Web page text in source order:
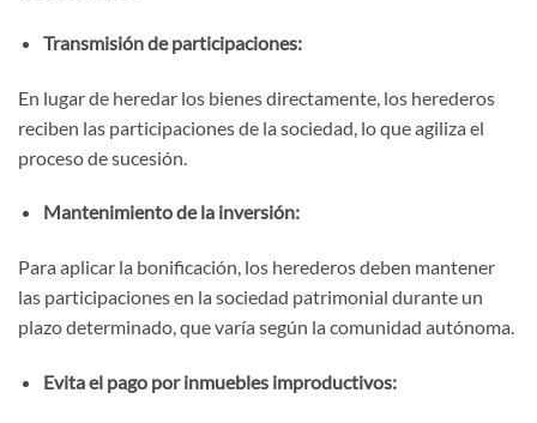
Transmisión de participaciones:
En lugar de heredar los bienes directamente, los herederos
reciben las participaciones de la sociedad, lo que agiliza el
proceso de sucesión.
Mantenimiento de la inversión:
Para aplicar la bonificación, los herederos deben mantener
las participaciones en la sociedad patrimonial durante un
plazo determinado, que varía según la comunidad autónoma.
Evita el pago por inmuebles improductivos: